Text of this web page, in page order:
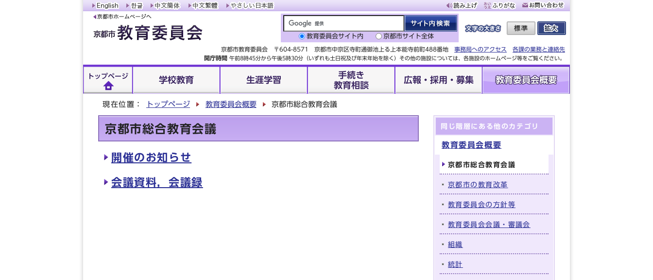
教育委員会サイト内 京都市サイト全体
京都市教育委員会 〒604-8571 京都市中京区寺町通御池上る上本能寺前町488番地 事務局へのアクセス
各課の業務と連絡先
開庁時間 午前8時45分から午後5時30分（いずれも土日祝及び年末年始を除く）その他の施設については、各施設のホームページ等をご覧ください。
トップページ 学校教育 生涯学習
手続き
教育相談
広報・採用・募集 教育委員会概要
現在位置： トップページ 教育委員会概要 京都市総合教育会議
京都市総合教育会議
開催のお知らせ
会議資料，会議録
同じ階層にある他のカテゴリ
教育委員会概要
京都市総合教育会議
京都市の教育改革
教育委員会の方針等
教育委員会会議・審議会
組織
統計